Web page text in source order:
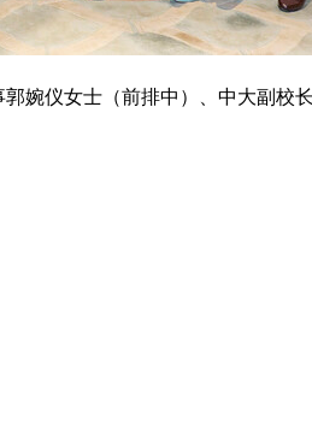
婉仪女士（前排中）、中大副